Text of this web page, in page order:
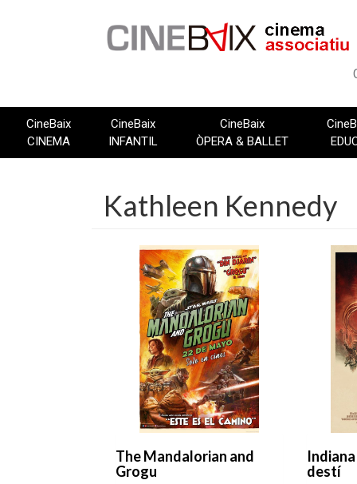
CineBaix
CINEMA
CineBaix
INFANTIL
CineBaix
ÒPERA & BALLET
Kathleen Kennedy
The Mandalorian and
Grogu
destí